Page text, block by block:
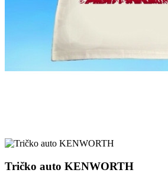
Tričko auto KENWORTH